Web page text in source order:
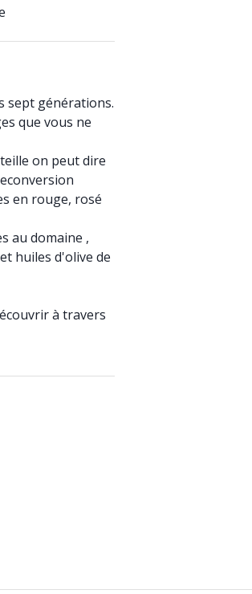
sept générations.
que vous ne
on peut dire
en rouge, rosé
au domaine ,
huiles d'olive de
à travers